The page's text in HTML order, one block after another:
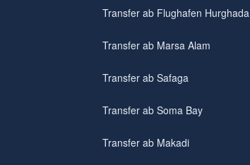
Transfer ab Flughafen Hurghada
Transfer ab Marsa Alam
Transfer ab Safaga
Transfer ab Soma Bay
Transfer ab Makadi